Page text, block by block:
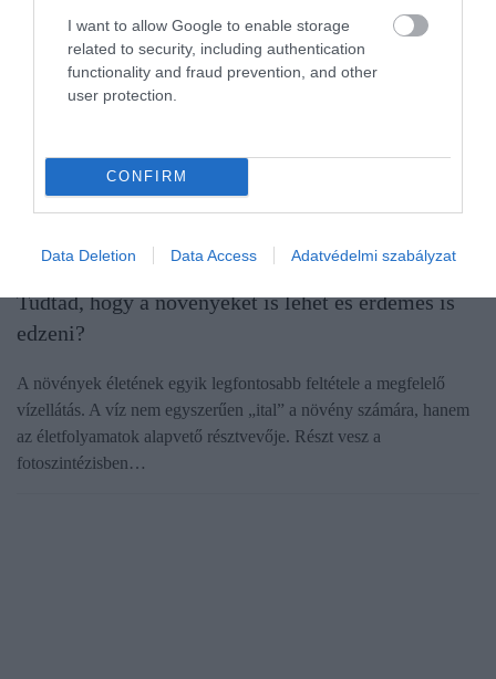
I want to allow Google to enable storage
related to security, including authentication
functionality and fraud prevention, and other
user protection.
CONFIRM
Data Deletion Data Access Adatvédelmi szabályzat
NÖVÉNYTERMESZTÉS
Tudtad, hogy a növényeket is lehet és érdemes is
edzeni?
A növények életének egyik legfontosabb feltétele a megfelelő
vízellátás. A víz nem egyszerűen „ital” a növény számára, hanem
az életfolyamatok alapvető résztvevője. Részt vesz a
fotoszintézisben…